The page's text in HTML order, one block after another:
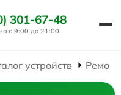
301-67-48
с 9:00 до 21:00
устройств